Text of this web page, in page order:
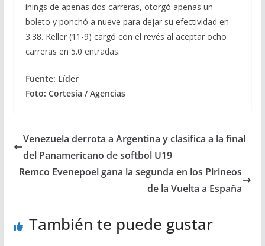
inings de apenas dos carreras, otorgó apenas un
boleto y ponchó a nueve para dejar su efectividad en
3.38. Keller (11-9) cargó con el revés al aceptar ocho
carreras en 5.0 entradas.
Fuente: Líder
Foto: Cortesía / Agencias
Venezuela derrota a Argentina y clasifica a la final
del Panamericano de softbol U19
Remco Evenepoel gana la segunda en los Pirineos
de la Vuelta a España
También te puede gustar